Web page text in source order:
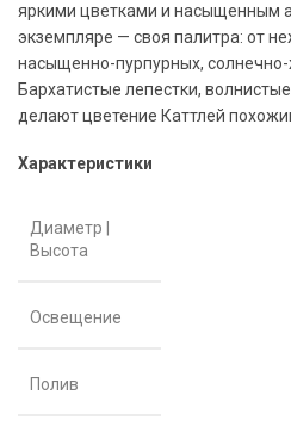
яркими цветками и насыщенным
экземпляре — своя палитра: от
насыщенно-пурпурных,
Бархатистые лепестки,
делают цветение Каттлей
Характеристики
Диаметр |
Высота
Освещение
Полив